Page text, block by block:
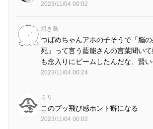
2023/11/04 00:02
焼き鳥
つばめちゃんアホの子そうで「脳
死」って言う藍能さんの言葉聞い
も念入りにビームしたんだな、賢
2023/11/04 00:24
ミリ
このブッ飛び感ホント癖になる
2023/11/04 00:02